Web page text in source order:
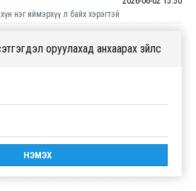
нэг иймэрхүү л байх хэрэгтэй
оруулахад анхаарах зүйлс